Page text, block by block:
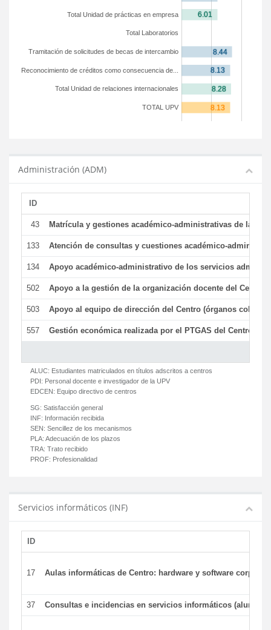
TOTAL UPV
Total Unidad de relaciones internacionales
Reconocimiento de créditos como consecuencia de...
Tramitación de solicitudes de becas de intercambio
Total Laboratorios
Total Unidad de prácticas en empresa
Administración (ADM)
ID
43 Matrícula y gestiones académico-administrativas de la
133 Atención de consultas y cuestiones académico-
134 Apoyo académico-administrativo de los servicios
502 Apoyo a la gestión de la organización docente del Centro
503 Apoyo al equipo de dirección del Centro (órganos
557 Gestión económica realizada por el PTGAS del Centro
ALUC: Estudiantes matriculados en títulos adscritos a centros
PDI: Personal docente e investigador de la UPV
EDCEN: Equipo directivo de centros
SG: Satisfacción general
INF: Información recibida
SEN: Sencillez de los mecanismos
PLA: Adecuación de los plazos
TRA: Trato recibido
PROF: Profesionalidad
Servicios informáticos (INF)
ID
17 Aulas informáticas de Centro: hardware y software
37 Consultas e incidencias en servicios informáticos (alumnos)